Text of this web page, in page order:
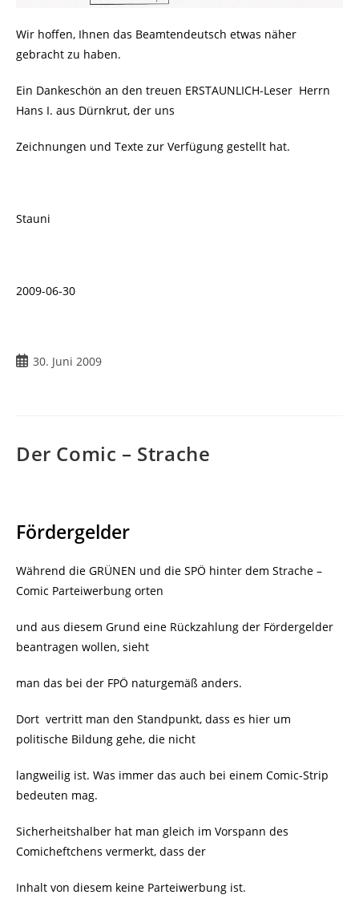
Wir hoffen, Ihnen das Beamtendeutsch etwas näher
gebracht zu haben.
Ein Dankeschön an den treuen ERSTAUNLICH-Leser Herrn
Hans I. aus Dürnkrut, der uns
Zeichnungen und Texte zur Verfügung gestellt hat.
Stauni
2009-06-30
Beitrag
30. Juni 2009
Der Comic – Strache
Fördergelder
Während die GRÜNEN und die SPÖ hinter dem Strache –
Comic Parteiwerbung orten
und aus diesem Grund eine Rückzahlung der Fördergelder
beantragen wollen, sieht
man das bei der FPÖ naturgemäß anders.
Dort vertritt man den Standpunkt, dass es hier um
politische Bildung gehe, die nicht
langweilig ist. Was immer das auch bei einem Comic-Strip
bedeuten mag.
Sicherheitshalber hat man gleich im Vorspann des
Comicheftchens vermerkt, dass der
Inhalt von diesem keine Parteiwerbung ist.